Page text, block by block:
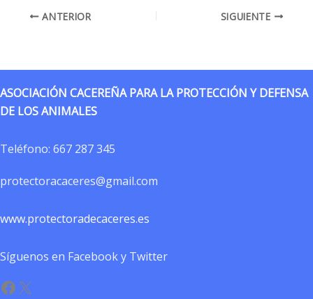
ANTERIOR SIGUIENTE
ASOCIACIÓN CACEREÑA PARA LA PROTECCIÓN Y DEFENSA
DE LOS ANIMALES
Teléfono: 667 287 345
protectoracaceres@gmail.com
www.protectoradecaceres.es
Síguenos en Facebook y Twitter
Facebook
X